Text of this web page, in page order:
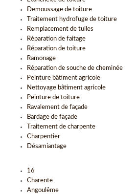
Demoussage de toiture
Traitement hydrofuge de toiture
Remplacement de tuiles
Réparation de faitage
Réparation de toiture
Ramonage
Réparation de souche de cheminée
Peinture bâtiment agricole
Nettoyage bâtiment agricole
Peinture de toiture
Ravalement de façade
Bardage de façade
Traitement de charpente
Charpentier
Désamiantage
16
Charente
Angoulême